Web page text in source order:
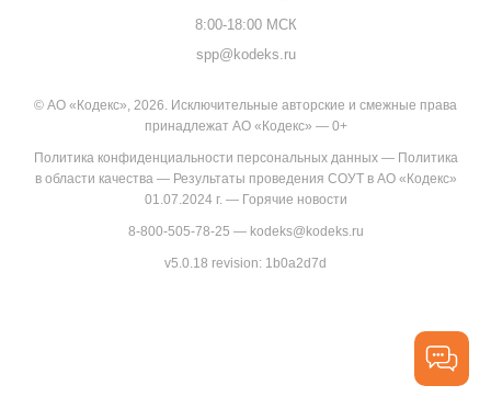
8:00-18:00 МСК
spp@kodeks.ru
© АО «Кодекс», 2026. Исключительные авторские и смежные права
принадлежат АО «Кодекс» — 0+
Политика конфиденциальности персональных данных— Политика
в области качества— Результаты проведения СОУТ в АО «Кодекс»
01.07.2024 г.— Горячие новости
8-800-505-78-25 — kodeks@kodeks.ru
v5.0.18 revision: 1b0a2d7d